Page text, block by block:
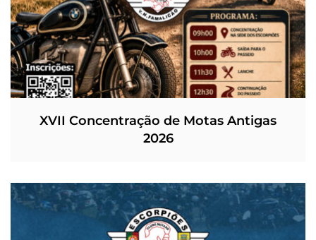
XVII Concentração de Motas Antigas
2026